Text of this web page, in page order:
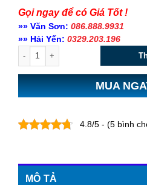
Gọi ngay để có Giá Tốt !
»» Văn Sơn: 086.888.9931
»» Hải Yến: 0329.203.196
MUA
4.8/5 - (5 bình
MÔ TẢ